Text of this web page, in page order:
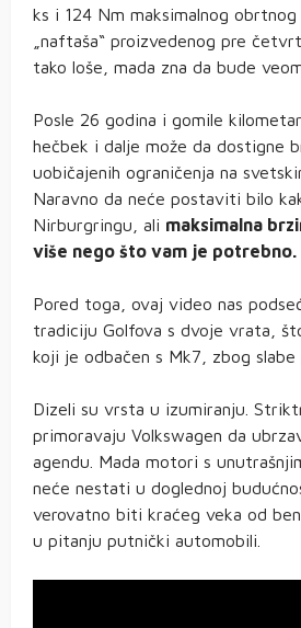
ks i 124 Nm maksimalnog
„naftaša“ proizvedenog pre
tako loše, mada zna da bude
Posle 26 godina i gomile
hečbek i dalje može da dostigne
uobičajenih ograničenja na
Naravno da neće postaviti bilo
Nirburgringu, ali maksimalna
više nego što vam je potrebno.
Pored toga, ovaj video nas
tradiciju Golfova s dvoje vrata,
koji je odbačen s Mk7, zbog slabe
Dizeli su vrsta u izumiranju.
primoravaju Volkswagen da
agendu. Mada motori s
neće nestati u doglednoj
verovatno biti kraćeg veka od
u pitanju putnički automobili.